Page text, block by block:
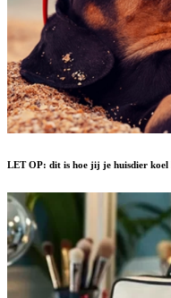
LET OP: dit is hoe jij je huisdier